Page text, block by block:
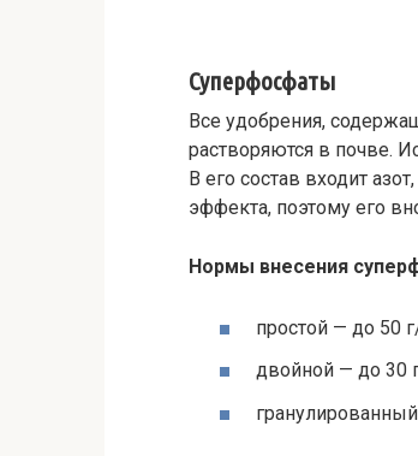
Суперфосфаты
Все удобрения,
растворяются в почве.
В его состав входит
эффекта, поэтому его
Нормы внесения
простой — до 50
двойной — до 30